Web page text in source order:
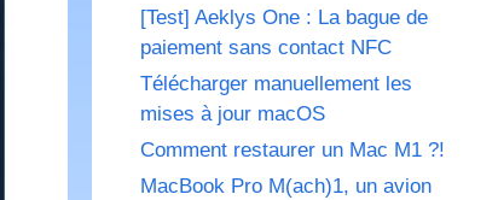
[Test] Aeklys One : La bague de
paiement sans contact NFC
Télécharger manuellement les
mises à jour macOS
Comment restaurer un Mac M1 ?!
MacBook Pro M(ach)1, un avion